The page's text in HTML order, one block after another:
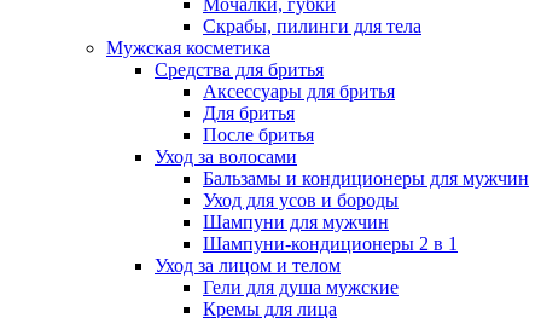
Мочалки, губки
Скрабы, пилинги для тела
Мужская косметика
Средства для бритья
Аксессуары для бритья
Для бритья
После бритья
Уход за волосами
Бальзамы и кондиционеры для мужчин
Уход для усов и бороды
Шампуни для мужчин
Шампуни-кондиционеры 2 в 1
Уход за лицом и телом
Гели для душа мужские
Кремы для лица